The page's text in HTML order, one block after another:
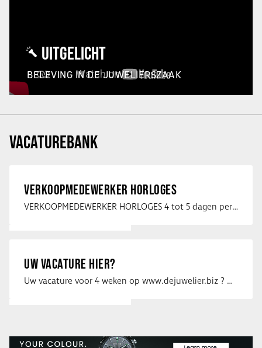
UITGELICHT
BELEVING IN DE JUWELIERSZAAK
VACATUREBANK
VERKOOPMEDEWERKER HORLOGES
VERKOOPMEDEWERKER HORLOGES 4 tot 5 dagen per week Heb jij een passie voor …
UW VACATURE HIER?
Uw vacature voor 4 weken op www.dejuwelier.biz ? Neem dan contact op met …